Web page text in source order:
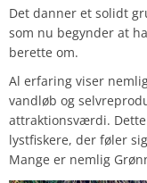
Det danner et solidt
som nu begynder at
berette om.
Al erfaring viser
vandløb og
attraktionsværdi.
lystfiskere, der føler
Mange er nemlig